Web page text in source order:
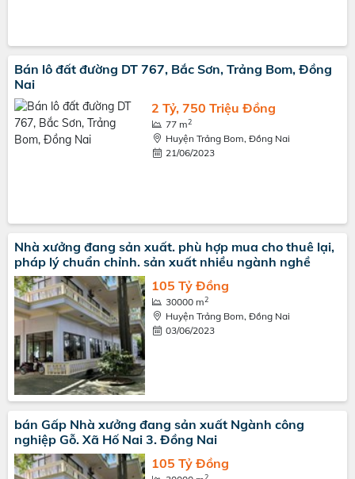
Bán lô đất đường DT 767, Bắc Sơn, Trảng Bom, Đồng
Nai
2 Tỷ, 750 Triệu Đồng
77 m2
Huyện Trảng Bom, Đồng Nai
21/06/2023
Nhà xưởng đang sản xuất. phù hợp mua cho thuê lại,
pháp lý chuẩn chỉnh. sản xuất nhiều ngành nghề
105 Tỷ Đồng
30000 m2
Huyện Trảng Bom, Đồng Nai
03/06/2023
bán Gấp Nhà xưởng đang sản xuất Ngành công
nghiệp Gỗ. Xã Hố Nai 3. Đồng Nai
105 Tỷ Đồng
2